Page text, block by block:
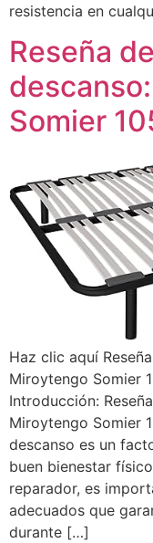
resistencia en
Reseña
Somier
Haz clic aquí
Miroytengo Somier
Introducción:
Miroytengo Somier
descanso es un
buen bienestar
reparador, es
adecuados que
durante […]